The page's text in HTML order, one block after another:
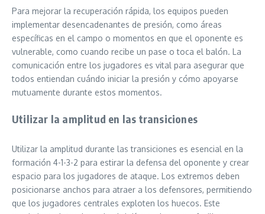
Para mejorar la recuperación rápida, los equipos pueden
implementar desencadenantes de presión, como áreas
específicas en el campo o momentos en que el oponente es
vulnerable, como cuando recibe un pase o toca el balón. La
comunicación entre los jugadores es vital para asegurar que
todos entiendan cuándo iniciar la presión y cómo apoyarse
mutuamente durante estos momentos.
Utilizar la amplitud en las transiciones
Utilizar la amplitud durante las transiciones es esencial en la
formación 4-1-3-2 para estirar la defensa del oponente y crear
espacio para los jugadores de ataque. Los extremos deben
posicionarse anchos para atraer a los defensores, permitiendo
que los jugadores centrales exploten los huecos. Este